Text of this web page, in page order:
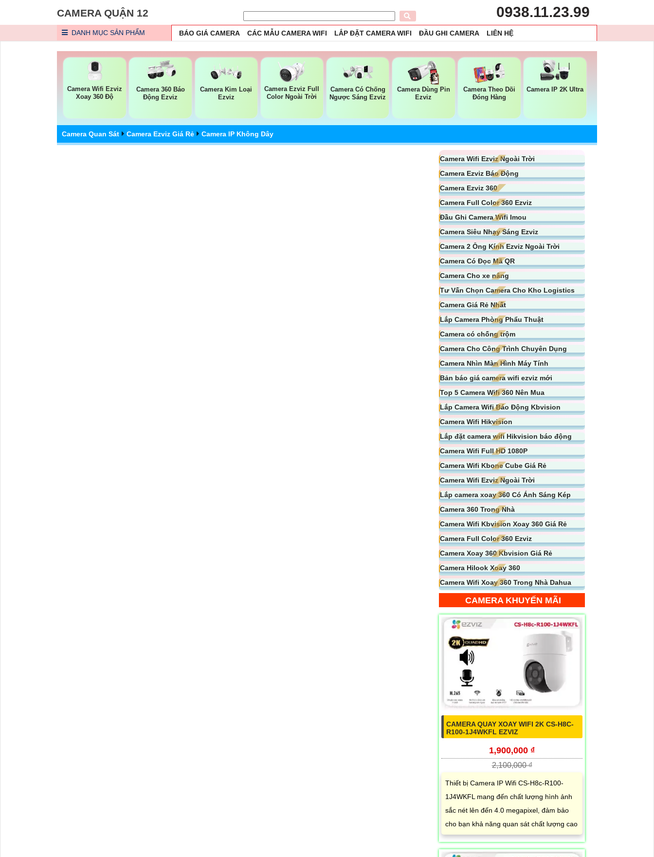
CAMERA QUẬN 12 0938.11.23.99
DANH MỤC SẢN PHẨM BÁO GIÁ CAMERA CÁC MẪU CAMERA WIFI LẮP ĐẶT CAMERA WIFI ĐẦU GHI CAMERA LIÊN HỆ
Camera Wifi Ezviz
Xoay 360 Độ
Camera 360 Báo
Động Ezviz
Camera Kim Loại
Ezviz
Camera Ezviz Full
Color Ngoài Trời
Camera Có Chống
Ngược Sáng Ezviz
Camera Dùng Pin
Ezviz
Camera Theo Dõi
Đóng Hàng
Camera IP 2K Ultra
Camera Quan Sát Camera Ezviz Giá Rẻ Camera IP Không Dây
Camera Wifi Ezviz Ngoài Trời
Camera Ezviz Báo Động
Camera Ezviz 360
Camera Full Color 360 Ezviz
Đầu Ghi Camera Wifi Imou
Camera Siêu Nhạy Sáng Ezviz
Camera 2 Ống Kính Ezviz Ngoài Trời
Camera Có Đọc Mã QR
Camera Cho xe nâng
Tư Vấn Chọn Camera Cho Kho Logistics
Camera Giá Rẻ Nhất
Lắp Camera Phòng Phẩu Thuật
Camera có chống trộm
Camera Cho Công Trình Chuyên Dụng
Camera Nhìn Màn Hình Máy Tính
Bản báo giá camera wifi ezviz mới
Top 5 Camera Wifi 360 Nên Mua
Lắp Camera Wifi Báo Động Kbvision
Camera Wifi Hikvision
Lắp đặt camera wifi Hikvision báo động
Camera Wifi Full HD 1080P
Camera Wifi Kbone Cube Giá Rẻ
Camera Wifi Ezviz Ngoài Trời
Lắp camera xoay 360 Có Ánh Sáng Kép
Camera 360 Trong Nhà
Camera Wifi Kbvision Xoay 360 Giá Rẻ
Camera Full Color 360 Ezviz
Camera Xoay 360 Kbvision Giá Rẻ
Camera Hilook Xoay 360
Camera Wifi Xoay 360 Trong Nhà Dahua
CAMERA KHUYẾN MÃI
CAMERA QUAY XOAY WIFI 2K CS-H8C-
R100-1J4WKFL EZVIZ
1,900,000 ₫
2,100,000 ₫
Thiết bị Camera IP Wifi CS-H8c-R100-
1J4WKFL mang đến chất lượng hình ảnh
sắc nét lên đến 4.0 megapixel, đảm bảo
cho bạn khả năng quan sát chất lượng cao